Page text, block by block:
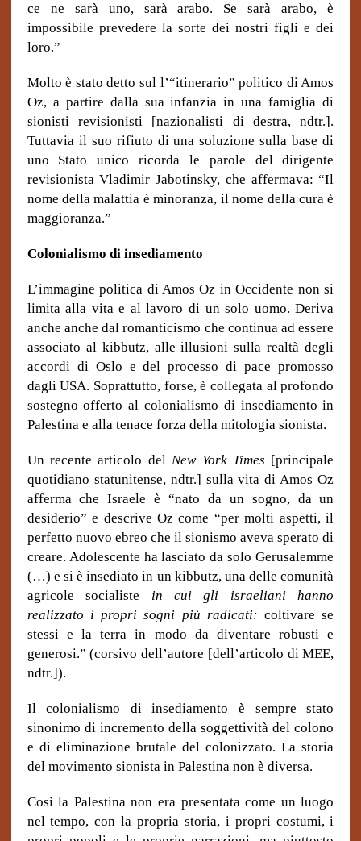
ce ne sarà uno, sarà arabo. Se sarà arabo, è
impossibile prevedere la sorte dei nostri figli e dei
loro.”
Molto è stato detto sul l’“itinerario” politico di Amos
Oz, a partire dalla sua infanzia in una famiglia di
sionisti revisionisti [nazionalisti di destra, ndtr.].
Tuttavia il suo rifiuto di una soluzione sulla base di
uno Stato unico ricorda le parole del dirigente
revisionista Vladimir Jabotinsky, che affermava: “Il
nome della malattia è minoranza, il nome della cura è
maggioranza.”
Colonialismo di insediamento
L’immagine politica di Amos Oz in Occidente non si
limita alla vita e al lavoro di un solo uomo. Deriva
anche anche dal romanticismo che continua ad essere
associato al kibbutz, alle illusioni sulla realtà degli
accordi di Oslo e del processo di pace promosso
dagli USA. Soprattutto, forse, è collegata al profondo
sostegno offerto al colonialismo di insediamento in
Palestina e alla tenace forza della mitologia sionista.
Un recente articolo delNew York Times [principale
quotidiano statunitense, ndtr.] sulla vita di Amos Oz
afferma che Israele è “nato da un sogno, da un
desiderio” e descrive Oz come “per molti aspetti, il
perfetto nuovo ebreo che il sionismo aveva sperato di
creare. Adolescente ha lasciato da solo Gerusalemme
(…) e si è insediato in un kibbutz, una delle comunità
agricole socialiste in cui gli israeliani hanno
realizzato i propri sogni più radicati:coltivare se
stessi e la terra in modo da diventare robusti e
generosi.” (corsivo dell’autore [dell’articolo di MEE,
ndtr.]).
Il colonialismo di insediamento è sempre stato
sinonimo di incremento della soggettività del colono
e di eliminazione brutale del colonizzato. La storia
del movimento sionista in Palestina non è diversa.
Così la Palestina non era presentata come un luogo
nel tempo, con la propria storia, i propri costumi, i